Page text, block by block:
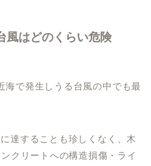
風はどのくらい危険
海で発生しうる台風の中でも最
達することも珍しくなく、木
クリートへの構造損傷・ライ